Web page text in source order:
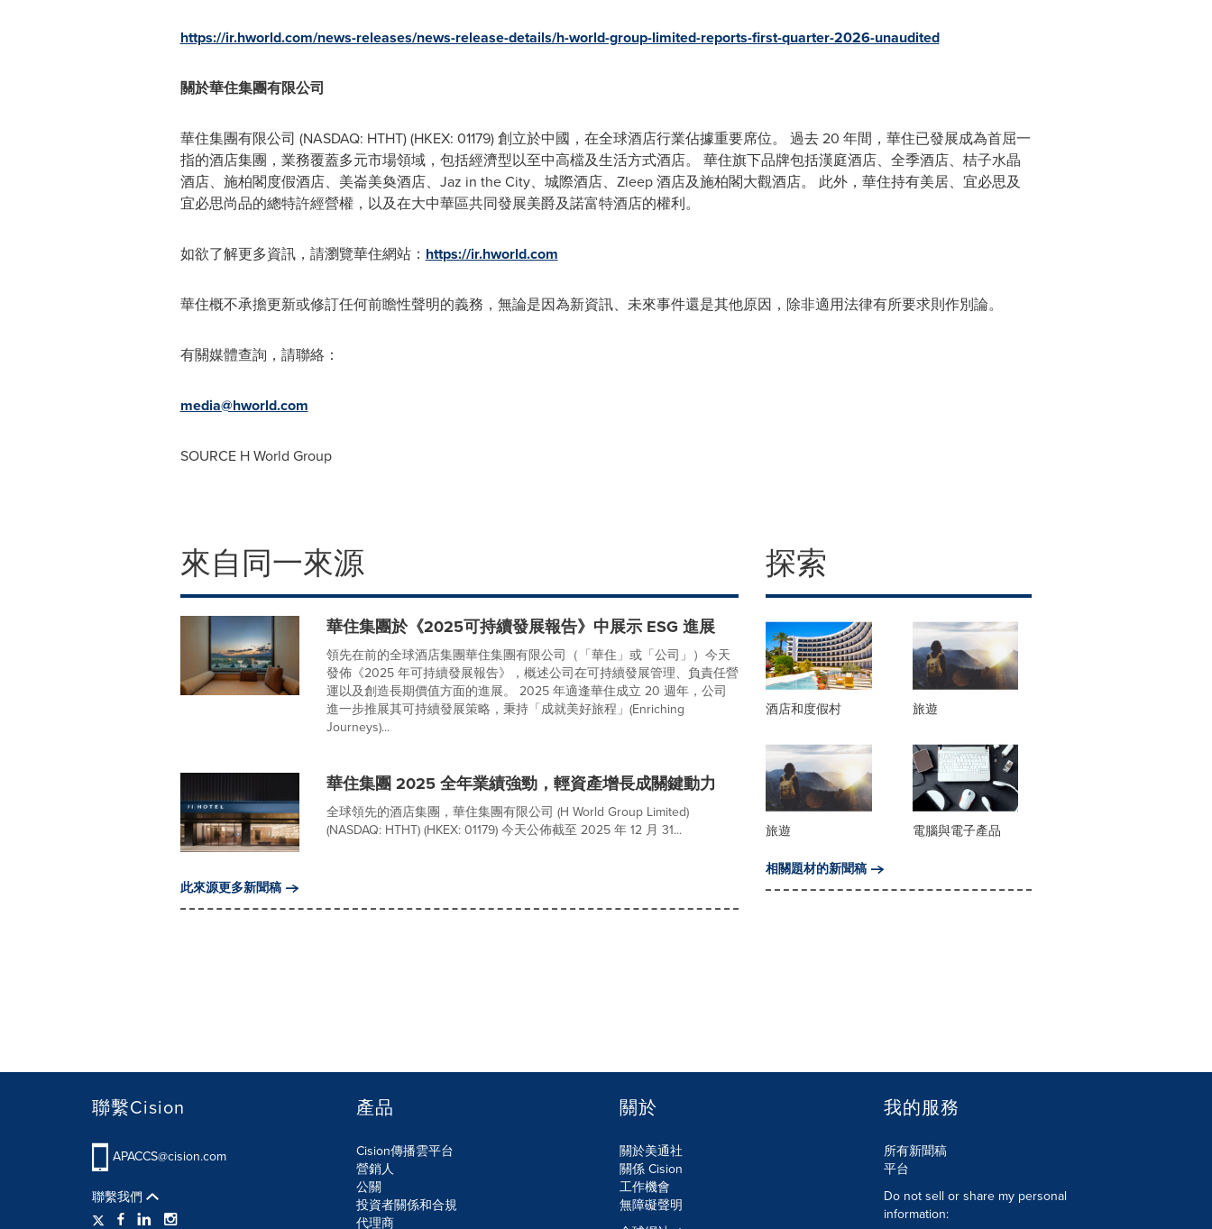
https://ir.hworld.com/news-releases/news-release-details/h-world-group-limited-reports-first-quarter-2026-unaudited
關於華住集團有限公司
華住集團有限公司 (NASDAQ: HTHT) (HKEX: 01179) 創立於中國，在全球酒店行業佔據重要席位。 過去 20 年間，華住已發展成為首屈一
指的酒店集團，業務覆蓋多元市場領域，包括經濟型以至中高檔及生活方式酒店。 華住旗下品牌包括漢庭酒店、全季酒店、桔子水晶
酒店、施柏閣度假酒店、美崙美奐酒店、Jaz in the City、城際酒店、Zleep 酒店及施柏閣大觀酒店。 此外，華住持有美居、宜必思及
宜必思尚品的總特許經營權，以及在大中華區共同發展美爵及諾富特酒店的權利。
如欲了解更多資訊，請瀏覽華住網站： https://ir.hworld.com
華住概不承擔更新或修訂任何前瞻性聲明的義務，無論是因為新資訊、未來事件還是其他原因，除非適用法律有所要求則作別論。
有關媒體查詢，請聯絡：
media@hworld.com
SOURCE H World Group
來自同一來源
華住集團於《2025可持續發展報告》中展示 ESG 進展
領先在前的全球酒店集團華住集團有限公司（「華住」或「公司」）今天
發佈《2025 年可持續發展報告》，概述公司在可持續發展管理、負責任營
運以及創造長期價值方面的進展。 2025 年適逢華住成立 20 週年，公司
進一步推展其可持續發展策略，秉持「成就美好旅程」(Enriching
Journeys)...
華住集團 2025 全年業績強勁，輕資產增長成關鍵動力
全球領先的酒店集團，華住集團有限公司 (H World Group Limited)
(NASDAQ: HTHT) (HKEX: 01179) 今天公佈截至 2025 年 12 月 31...
此來源更多新聞稿
探索
酒店和度假村 旅遊
旅遊
電腦與電子產品
相關題材的新聞稿
聯繫Cision
APACCS@cision.com
聯繫我們
產品
Cision傳播雲平台
營銷人
公關
投資者關係和合規
代理商
關於
關於美通社
關係 Cision
工作機會
無障礙聲明
我的服務
所有新聞稿
平台
Do not sell or share my personal
information: